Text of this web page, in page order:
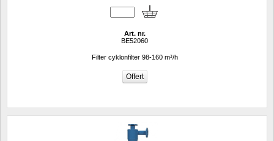
Art. nr.
BE52060
Filter cyklonfilter 98-160 m³/h